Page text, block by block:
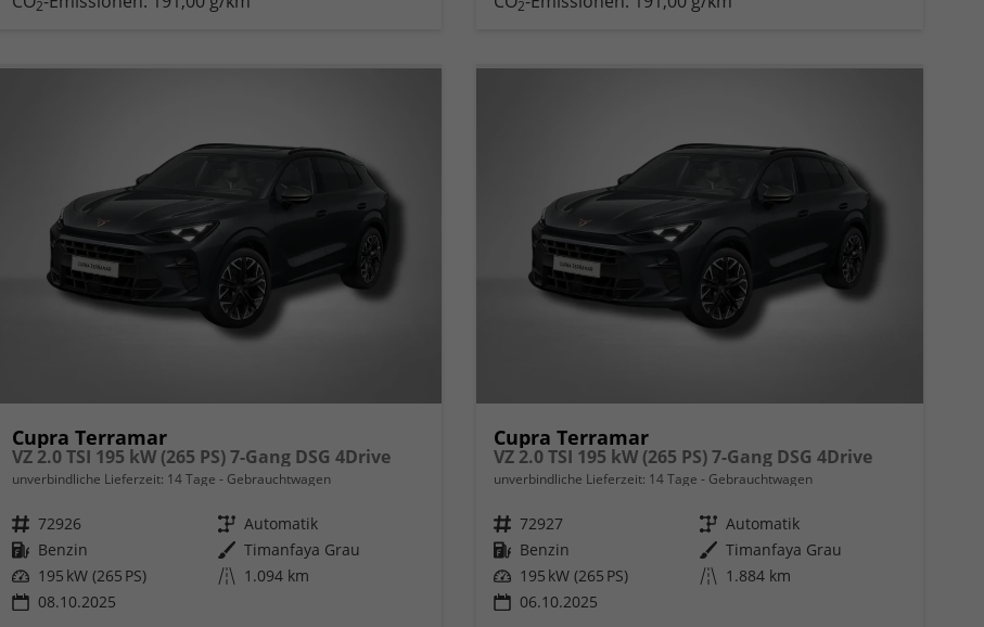
2 2
Cupra Terramar
VZ 2.0 TSI 195 kW (265 PS) 7-Gang DSG 4Drive
unverbindliche Lieferzeit: 14 Tage Gebrauchtwagen
Fahrzeugnr. 72926 Getriebe Automatik
Kraftstoff Benzin Außenfarbe Timanfaya Grau
Leistung 195 kW (265 PS) Kilometerstand 1.094 km
08.10.2025
Cupra Terramar
VZ 2.0 TSI 195 kW (265 PS) 7-Gang DSG 4Drive
unverbindliche Lieferzeit: 14 Tage Gebrauchtwagen
Fahrzeugnr. 72927 Getriebe Automatik
Kraftstoff Benzin Außenfarbe Timanfaya Grau
Leistung 195 kW (265 PS) Kilometerstand 1.884 km
06.10.2025